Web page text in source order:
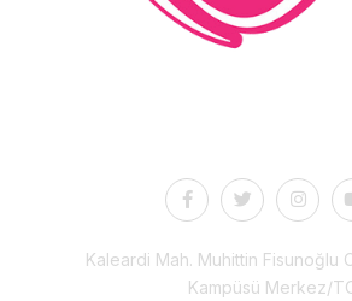
Kaleardi Mah. Muhittin Fisunoğlu
Kampüsü Merkez/